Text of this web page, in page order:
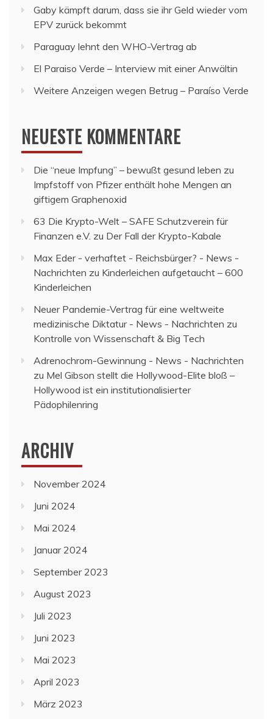
Gaby kämpft darum, dass sie ihr Geld wieder vom
EPV zurück bekommt
Paraguay lehnt den WHO-Vertrag ab
El Paraiso Verde – Interview mit einer Anwältin
Weitere Anzeigen wegen Betrug – Paraíso Verde
NEUESTE KOMMENTARE
Die “neue Impfung” – bewußt gesund leben zu
Impfstoff von Pfizer enthält hohe Mengen an
giftigem Graphenoxid
63 Die Krypto-Welt – SAFE Schutzverein für
Finanzen e.V. zu Der Fall der Krypto-Kabale
Max Eder - verhaftet - Reichsbürger? - News -
Nachrichten zu Kinderleichen aufgetaucht – 600
Kinderleichen
Neuer Pandemie-Vertrag für eine weltweite
medizinische Diktatur - News - Nachrichten zu
Kontrolle von Wissenschaft & Big Tech
Adrenochrom-Gewinnung - News - Nachrichten
zu Mel Gibson stellt die Hollywood-Elite bloß –
Hollywood ist ein institutionalisierter
Pädophilenring
ARCHIV
November 2024
Juni 2024
Mai 2024
Januar 2024
September 2023
August 2023
Juli 2023
Juni 2023
Mai 2023
April 2023
März 2023